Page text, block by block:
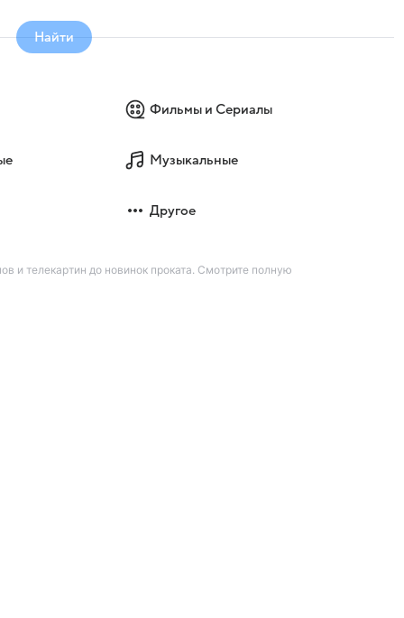
Найти
Фильмы и Сериалы
Музыкальные
Другое
и телекартин до новинок проката. Смотрите полную